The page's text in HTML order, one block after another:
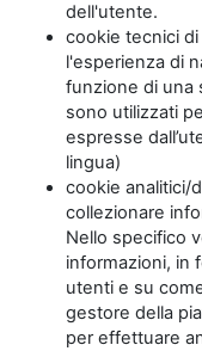
dell'utente.
cookie tecnici
l'esperienza di
funzione di una
sono utilizzati
espresse
lingua)
cookie analitici/
collezionare
Nello specifico
informazioni, in
utenti e su
gestore della
per effettuare